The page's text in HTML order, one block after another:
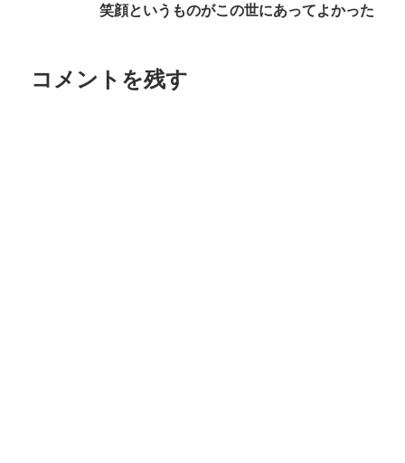
ゲ
笑顔というものがこの世にあってよかった
コメントを残す